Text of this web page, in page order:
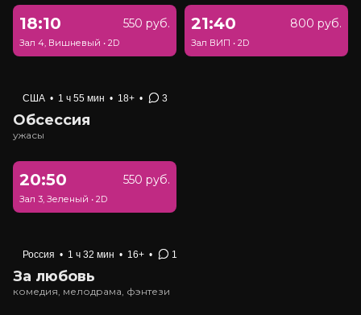
18:10 550 руб.
Зал 4, Вишневый • 2D
21:40 800 руб.
Зал ВИП • 2D
США • 1 ч 55 мин • 18+ • 3
Обсессия
ужасы
20:50 550 руб.
Зал 3, Зеленый • 2D
Россия • 1 ч 32 мин • 16+ • 1
За любовь
комедия, мелодрама, фэнтези